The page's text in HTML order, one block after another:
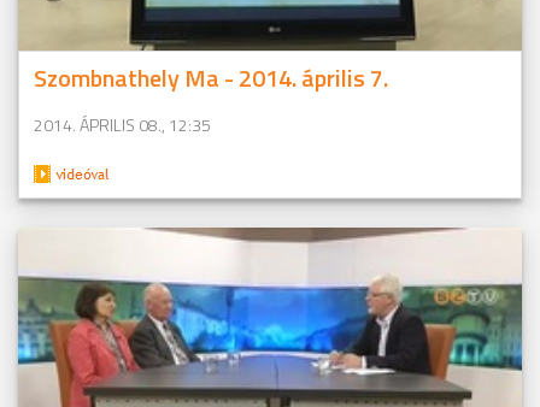
Szombnathely Ma - 2014. április 7.
2014. ÁPRILIS 08., 12:35